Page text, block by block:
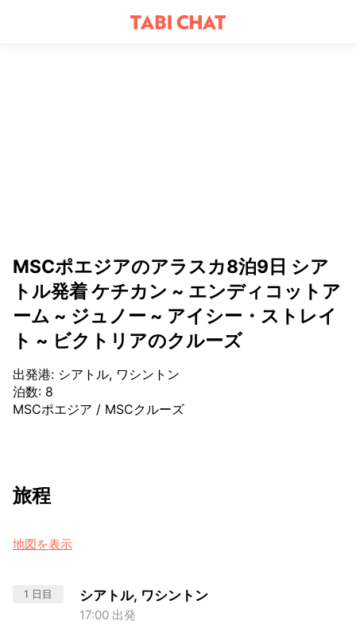
MSCポエジアのアラスカ8泊9日 シア
トル発着 ケチカン ~ エンディコットア
ーム ~ ジュノー ~ アイシー・ストレイ
ト ~ ビクトリアのクルーズ
出発港: シアトル, ワシントン
泊数: 8
MSCポエジア / MSCクルーズ
旅程
地図を表示
1 日目 シアトル, ワシントン
17:00 出発